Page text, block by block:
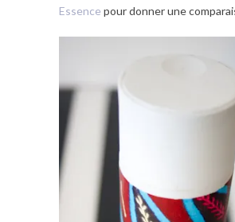
Essence pour donner une